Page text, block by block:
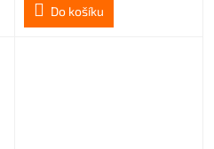
Do košíku